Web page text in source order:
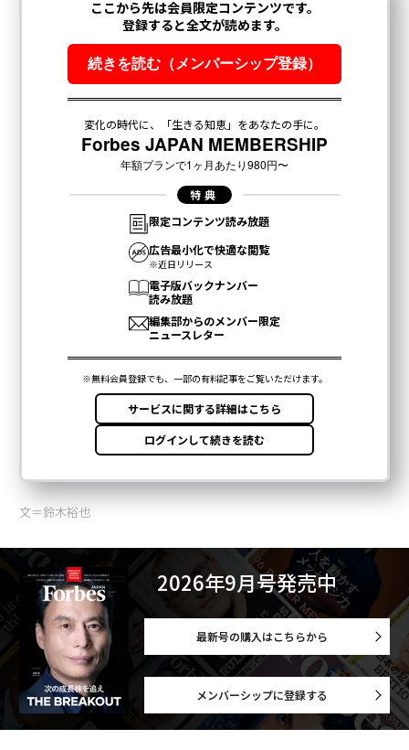
文＝鈴木裕也
2026年9月号発売中
最新号の購入はこちらから
メンバーシップに登録する